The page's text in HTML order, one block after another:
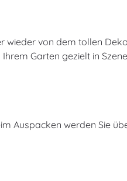
wieder von dem tollen
Garten gezielt in
Auspacken werden Sie